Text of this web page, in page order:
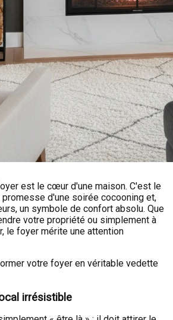
est le cœur d'une maison. C'est le
d'une soirée cocooning et,
un symbole de confort absolu. Que
votre propriété ou simplement à
le foyer mérite une attention
votre foyer en véritable vedette
irrésistible